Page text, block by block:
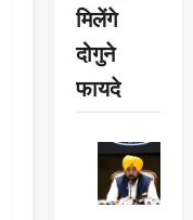
मिलेंगे
दोगुने
फायदे